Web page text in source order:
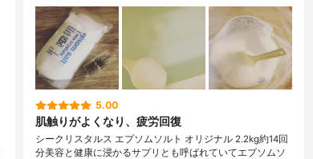
5.00
肌触りがよくなり、疲労回復
シークリスタルス エプソムソルト オリジナル 2.2kg約14回
分美容と健康に浸かるサプリとも呼ばれていてエプソムソ